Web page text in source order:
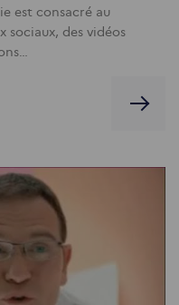
est consacré au
sociaux, des vidéos